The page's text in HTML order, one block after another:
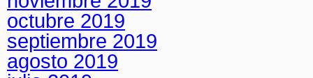
octubre 2019
septiembre 2019
agosto 2019